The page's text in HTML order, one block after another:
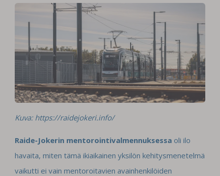
Kuva: https://raidejokeri.info/
Raide-Jokerin mentorointivalmennuksessa oli ilo
havaita, miten tämä ikiaikainen yksilön kehitysmenetelmä
vaikutti ei vain mentoroitavien avainhenkilöiden